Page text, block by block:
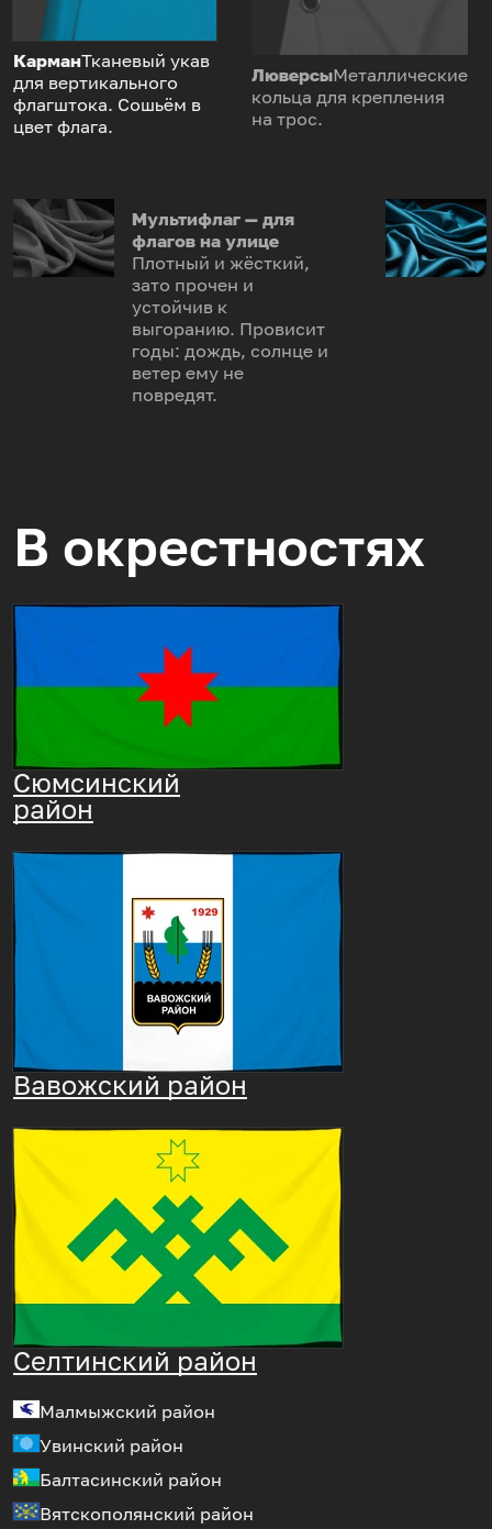
КарманТканевый укав
для вертикального
флагштока. Сошьём в
цвет флага.
ЛюверсыМеталлические
кольца для крепления
на трос.
Мультифлаг — для
флагов на улице
Плотный и жёсткий,
зато прочен и
устойчив к
выгоранию. Провисит
годы: дождь, солнце и
ветер ему не
повредят.
В окрестностях
Сюмсинский
район
Вавожский район
Селтинский район
Малмыжский район
Увинский район
Балтасинский район
Вятскополянский район